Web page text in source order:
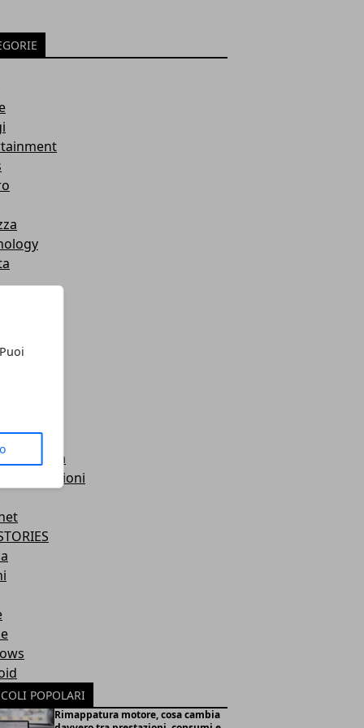
giorni
categoria
e riparazioni
POPOLARI
Rimappatura motore, cosa cambia